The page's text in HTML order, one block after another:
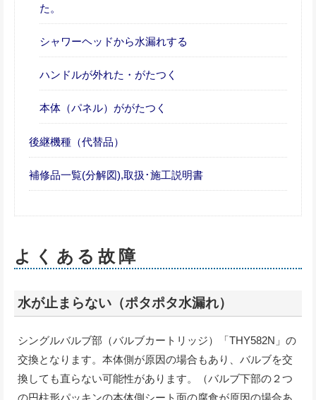
た。
シャワーヘッドから水漏れする
ハンドルが外れた・がたつく
本体（パネル）ががたつく
後継機種（代替品）
補修品一覧(分解図),取扱･施工説明書
よくある故障
水が止まらない（ポタポタ水漏れ）
シングルバルブ部（バルブカートリッジ）「THY582N」の
交換となります。本体側が原因の場合もあり、バルブを交
換しても直らない可能性があります。（バルブ下部の２つ
の円柱形パッキンの本体側シート面の腐食が原因の場合あ